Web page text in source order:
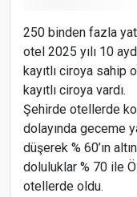
250 binden fazla
otel 2025 yılı 10
kayıtlı ciroya sahip
kayıtlı ciroya vardı.
Şehirde otellerde
dolayında geceme
düşerek % 60’ın
doluluklar % 70 ile
otellerde oldu.